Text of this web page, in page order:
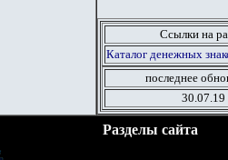
Ссылки на
Каталог денежных
последнее
30.07.19
Разделы сайта